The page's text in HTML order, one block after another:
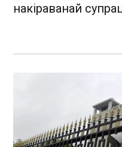
накіраванай